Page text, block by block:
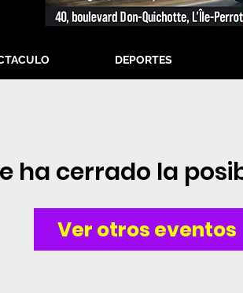
DEPORTES
ha cerrado la
Ver otros eventos